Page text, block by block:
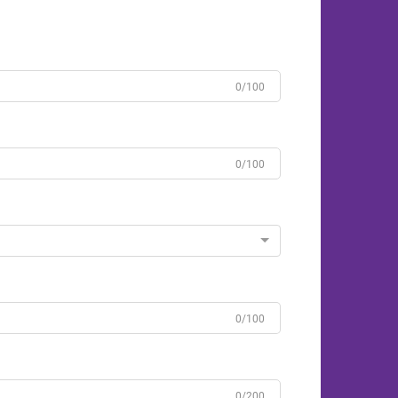
0/100
0/100
0/100